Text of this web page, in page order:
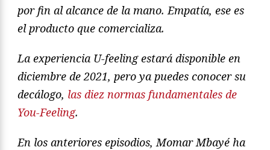
por fin al alcance de la mano. Empatía, ese es
el producto que comercializa.
La experiencia U-feeling estará disponible en
diciembre de 2021, pero ya puedes conocer su
decálogo, las diez normas fundamentales de
You-Feeling.
En los anteriores episodios, Momar Mbayé ha